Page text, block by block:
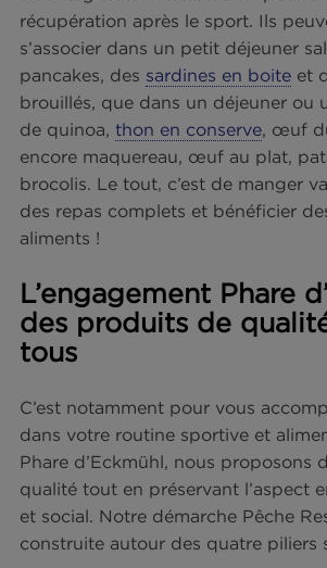
Ainsi, ces deux poissons sont à
notamment pour les sportifs, et
sein d’une alimentation
Comment intégrer
vos repas de
Le poisson en conserve est un
repas : en salade, en rillettes, en
Associer poisson,
féculents pour faire
d’énergie
Ces aliments respectivement
en énergie sont intéressants
récupération après le sport. Ils